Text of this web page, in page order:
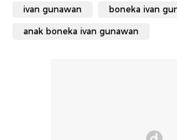
ivan gunawan boneka ivan
anak boneka ivan gunawan